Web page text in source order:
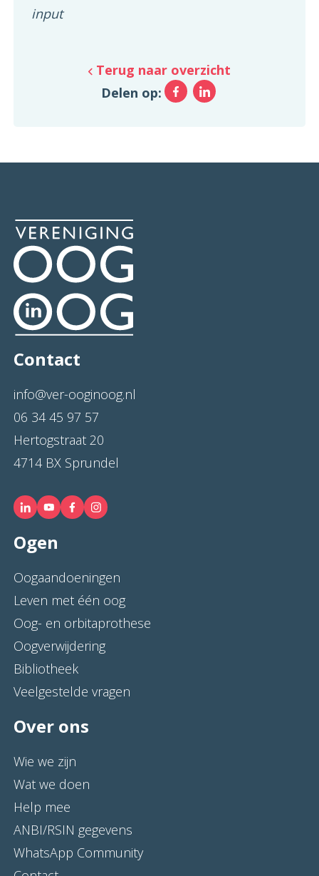
input
Terug naar overzicht
Delen op:
Facebook
LinkedIn
Contact
info@ver-ooginoog.nl
06 34 45 97 57
Hertogstraat 20
4714 BX Sprundel
Ogen
Oogaandoeningen
Leven met één oog
Oog- en orbitaprothese
Oogverwijdering
Bibliotheek
Veelgestelde vragen
Over ons
Wie we zijn
Wat we doen
Help mee
ANBI/RSIN gegevens
WhatsApp Community